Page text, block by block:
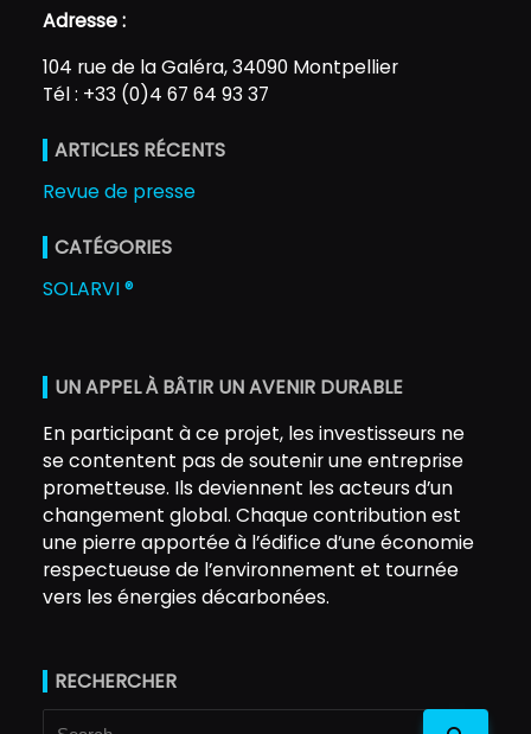
Adresse :
104 rue de la Galéra, 34090 Montpellier
Tél : +33 (0)4 67 64 93 37
ARTICLES RÉCENTS
Revue de presse
CATÉGORIES
SOLARVI ®
UN APPEL À BÂTIR UN AVENIR DURABLE
En participant à ce projet, les investisseurs ne
se contentent pas de soutenir une entreprise
prometteuse. Ils deviennent les acteurs d’un
changement global. Chaque contribution est
une pierre apportée à l’édifice d’une économie
respectueuse de l’environnement et tournée
vers les énergies décarbonées.
RECHERCHER
Search